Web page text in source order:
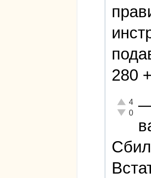
280
Отлично!
4
0